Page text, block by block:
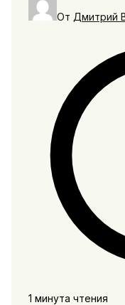
От Дмитрий
1 минута чтения